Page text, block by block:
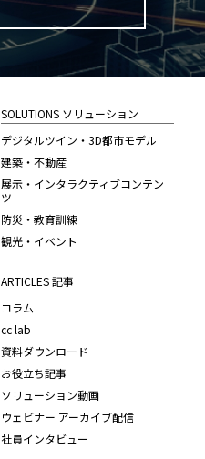
SOLUTIONS ソリューション
デジタルツイン・3D都市モデル
建築・不動産
展示・インタラクティブコンテン
ツ
防災・教育訓練
観光・イベント
ARTICLES 記事
コラム
cc lab
資料ダウンロード
お役立ち記事
ソリューション動画
ウェビナー アーカイブ配信
社員インタビュー